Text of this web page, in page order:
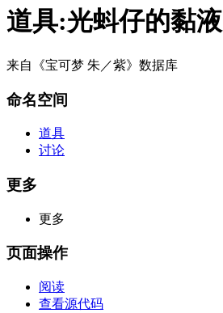
道具:光蚪仔的黏液
来自《宝可梦 朱／紫》数据库
命名空间
道具
讨论
更多
更多
页面操作
阅读
查看源代码